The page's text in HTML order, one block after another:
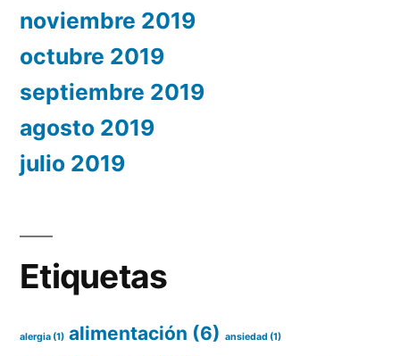
noviembre 2019
octubre 2019
septiembre 2019
agosto 2019
julio 2019
Etiquetas
alergia (1) alimentación (6) ansiedad (1)